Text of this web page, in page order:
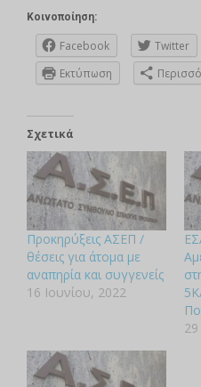
Κοινοποίηση:
Facebook Twitter
Εκτύπωση
Σχετικά
Προκηρύξεις ΑΣΕΠ /
θέσεις για άτομα με
αναπηρία και συγγενείς
16 Ιουνίου, 2022